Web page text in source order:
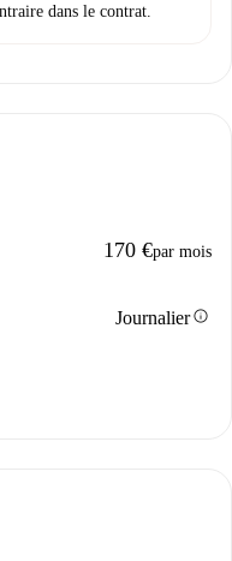
dans le contrat.
170 €par mois
Journalierinfo